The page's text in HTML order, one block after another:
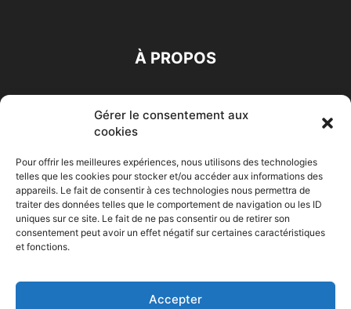
Gérer le consentement aux
cookies
Pour offrir les meilleures expériences, nous utilisons des technologies
telles que les cookies pour stocker et/ou accéder aux informations des
appareils. Le fait de consentir à ces technologies nous permettra de
traiter des données telles que le comportement de navigation ou les ID
uniques sur ce site. Le fait de ne pas consentir ou de retirer son
consentement peut avoir un effet négatif sur certaines caractéristiques
et fonctions.
Accepter
À PROPOS
Accueil Economie Entreprises Entrepreneur
Maghreb